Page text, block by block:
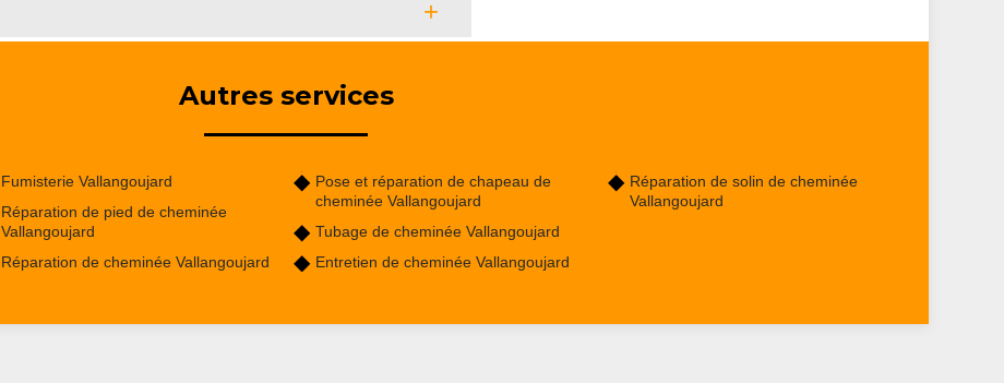
Autres services
Fumisterie Vallangoujard
Réparation de pied de cheminée
Vallangoujard
Réparation de cheminée Vallangoujard
Pose et réparation de chapeau de
cheminée Vallangoujard
Tubage de cheminée Vallangoujard
Entretien de cheminée Vallangoujard
Réparation de solin de cheminée
Vallangoujard